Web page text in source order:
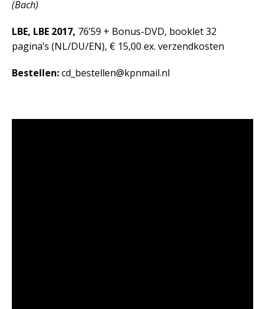
(Bach)
LBE, LBE 2017, 76’59 + Bonus-DVD, booklet 32
pagina’s (NL/DU/EN), € 15,00 ex. verzendkosten
Bestellen:cd_bestellen@kpnmail.nl